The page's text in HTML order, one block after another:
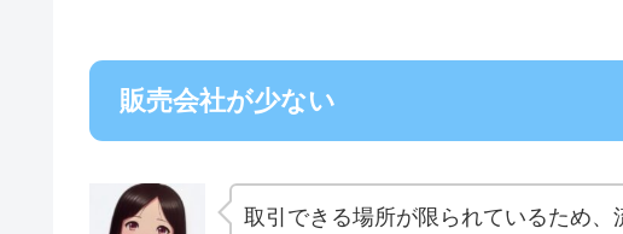
販売会社が少ない
取引できる場所が限られているため